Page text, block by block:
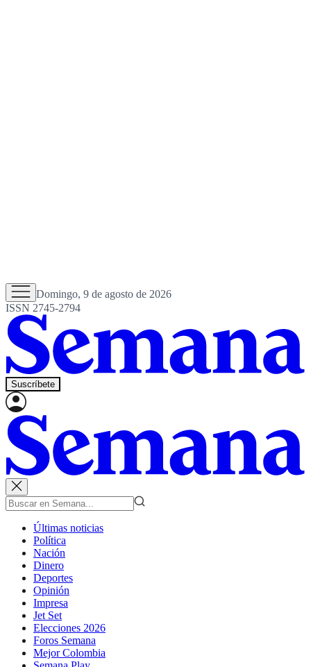
Domingo, 9 de agosto de 2026
ISSN 2745-2794
Suscríbete
Últimas noticias
Política
Nación
Dinero
Deportes
Opinión
Impresa
Jet Set
Elecciones 2026
Foros Semana
Mejor Colombia